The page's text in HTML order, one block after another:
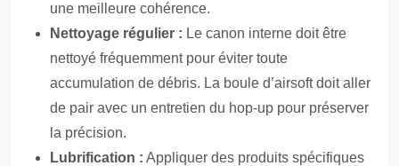
une meilleure cohérence.
Nettoyage régulier : Le canon interne doit être
nettoyé fréquemment pour éviter toute
accumulation de débris. La boule d’airsoft doit aller
de pair avec un entretien du hop-up pour préserver
la précision.
Lubrification : Appliquer des produits spécifiques